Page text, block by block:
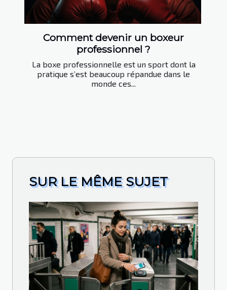
Comment devenir un boxeur
professionnel ?
La boxe professionnelle est un sport dont la
pratique s’est beaucoup répandue dans le
monde ces...
SUR LE MÊME SUJET